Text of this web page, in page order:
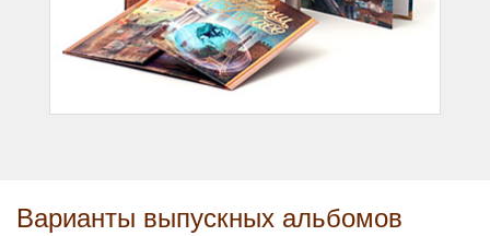
Варианты выпускных альбомов